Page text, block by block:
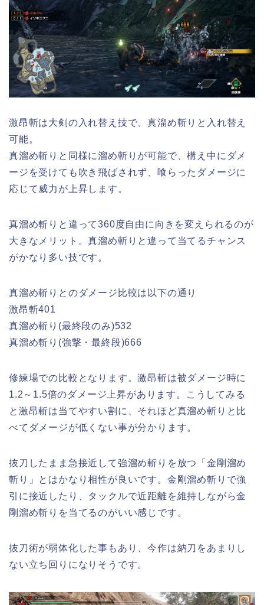
激昂斬は大剣の入れ替え技で、真溜め斬りと入れ替え
可能。
真溜め斬りと同様に溜め斬りが可能で、構え中にダメ
ージを受けても吹き飛ばされず、喰らったダメージに
応じて威力が上昇します。
真溜め斬りと違って360度自由に向きを変えられるのが
大きなメリット。真溜め斬りと違って当てるチャンス
がかなり多い技です。
真溜め斬りとのダメージ比較は以下の通り
激昂斬401
真溜め斬り(最終段のみ)532
真溜め斬り(強撃・最終段)666
修練場での比較となります。激昂斬は被ダメージ時に
1.2～1.5倍のダメージ上昇があります。こうしてみる
と激昂斬は当てやすい割に、それほど真溜め斬りと比
べてダメージが低くない事が分かります。
抜刀したまま急接近して強溜め斬りを放つ「金剛溜め
斬り」とはかなり相性が良いです。金剛溜め斬りで強
引に接近したり、タックルで近距離を維持しながら金
剛溜め斬りを当てるのがいい感じです。
抜刀術が弱体化した事もあり、今作は納刀をあまりし
ない立ち回りになりそうです。